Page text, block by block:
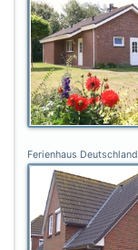
Ferienhaus Deutschland